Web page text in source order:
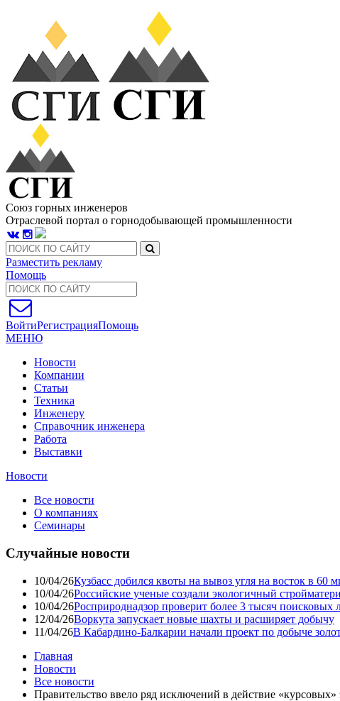
Союз горных инженеров
Отраслевой портал о горнодобывающей промышленности
Разместить рекламу
Помощь
ВойтиРегистрацияПомощь
МЕНЮ
Новости
Компании
Статьи
Техника
Инженеру
Справочник инженера
Работа
Выставки
Новости
Все новости
О компаниях
Семинары
Случайные новости
10/04/26Кузбасс добился квоты на вывоз угля на восток в 60
10/04/26Российские ученые создали экологичный
10/04/26Росприроднадзор проверит более 3 тысяч поисковых
12/04/26Воркута запускает новые шахты и расширяет добычу
11/04/26В Кабардино-Балкарии начали проект по добыче
Главная
Новости
Все новости
Правительство ввело ряд исключений в действие